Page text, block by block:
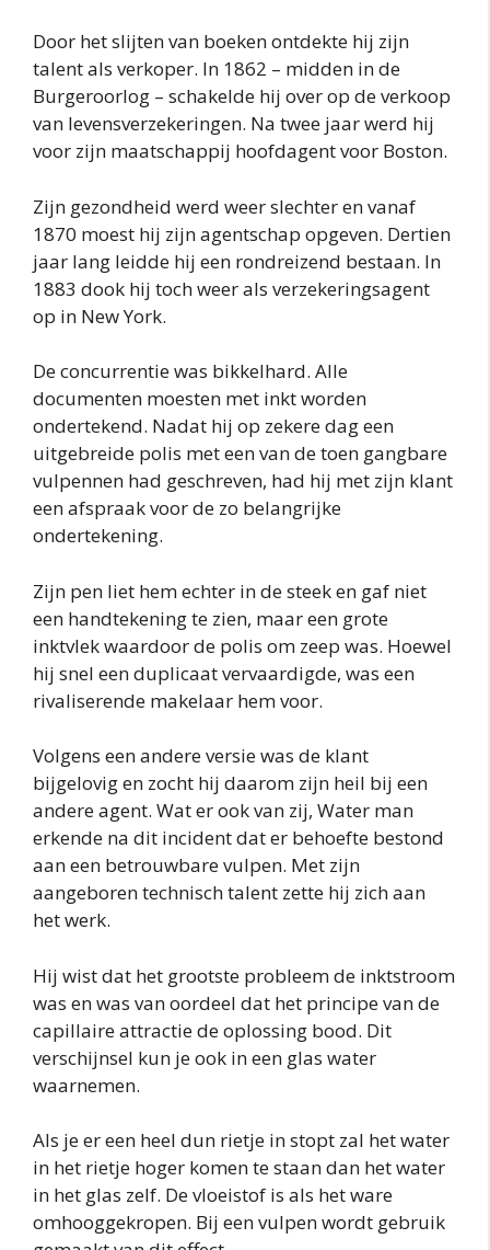
Door het slijten van boeken ontdekte hij zijn
talent als verkoper. In 1862 – midden in de
Burgeroorlog – schakelde hij over op de verkoop
van levensverzekeringen. Na twee jaar werd hij
voor zijn maatschappij hoofdagent voor Boston.
Zijn gezondheid werd weer slechter en vanaf
1870 moest hij zijn agentschap opgeven. Dertien
jaar lang leidde hij een rondreizend bestaan. In
1883 dook hij toch weer als verzekeringsagent
op in New York.
De concurrentie was bikkelhard. Alle
documenten moesten met inkt worden
ondertekend. Nadat hij op zekere dag een
uitgebreide polis met een van de toen gangbare
vulpennen had geschreven, had hij met zijn klant
een afspraak voor de zo belangrijke
ondertekening.
Zijn pen liet hem echter in de steek en gaf niet
een handtekening te zien, maar een grote
inktvlek waardoor de polis om zeep was. Hoewel
hij snel een duplicaat vervaardigde, was een
rivaliserende makelaar hem voor.
Volgens een andere versie was de klant
bijgelovig en zocht hij daarom zijn heil bij een
andere agent. Wat er ook van zij, Water man
erkende na dit incident dat er behoefte bestond
aan een betrouwbare vulpen. Met zijn
aangeboren technisch talent zette hij zich aan
het werk.
Hij wist dat het grootste probleem de inktstroom
was en was van oordeel dat het principe van de
capillaire attractie de oplossing bood. Dit
verschijnsel kun je ook in een glas water
waarnemen.
Als je er een heel dun rietje in stopt zal het water
in het rietje hoger komen te staan dan het water
in het glas zelf. De vloeistof is als het ware
omhooggekropen. Bij een vulpen wordt gebruik